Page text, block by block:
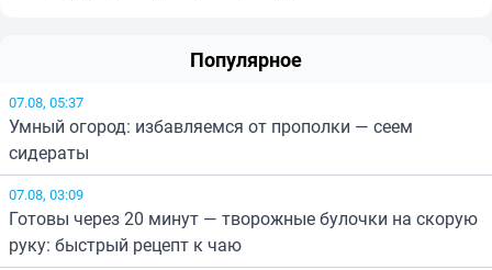
Популярное
07.08, 05:37
Умный огород: избавляемся от прополки — сеем
сидераты
07.08, 03:09
Готовы через 20 минут — творожные булочки на скорую
руку: быстрый рецепт к чаю